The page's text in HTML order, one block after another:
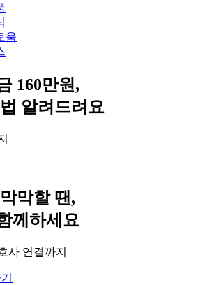
움
160만원,
알려드려요
막할 땐,
께하세요
사 연결까지